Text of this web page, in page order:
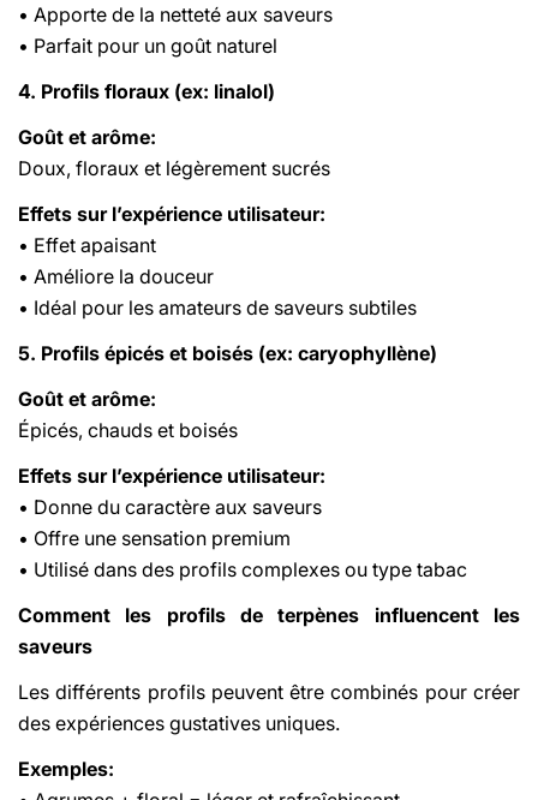
• Apporte de la netteté aux saveurs
• Parfait pour un goût naturel
4. Profils floraux (ex: linalol)
Goût et arôme:
Doux, floraux et légèrement sucrés
Effets sur l’expérience utilisateur:
• Effet apaisant
• Améliore la douceur
• Idéal pour les amateurs de saveurs subtiles
5. Profils épicés et boisés (ex: caryophyllène)
Goût et arôme:
Épicés, chauds et boisés
Effets sur l’expérience utilisateur:
• Donne du caractère aux saveurs
• Offre une sensation premium
• Utilisé dans des profils complexes ou type tabac
Comment les profils de terpènes influencent les
saveurs
Les différents profils peuvent être combinés pour créer
des expériences gustatives uniques.
Exemples: